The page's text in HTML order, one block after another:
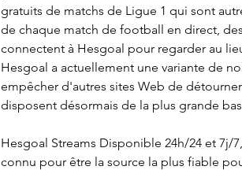
gratuits de matchs de Ligue 1 qui sont
de chaque match de football en direct,
connectent à Hesgoal pour regarder au
Hesgoal a actuellement une variante de
empêcher d'autres sites Web de
disposent désormais de la plus grande
Hesgoal Streams Disponible 24h/24 et 7j/
connu pour être la source la plus fiable